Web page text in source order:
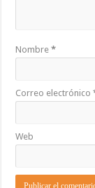
Nombre*
Correo electrónico
Web